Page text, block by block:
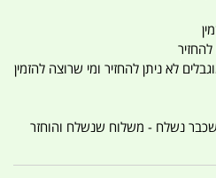
לא ניתן להחזיר ומי שרוצה להזמין
נשלח - משלוח שנשלח והוחזר